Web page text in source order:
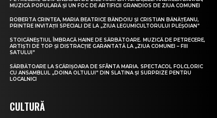
MUZICĂ POPULARĂ ȘI UN FOC DE ARTIFICII GRANDIOS DE ZIUA COMUNEI
ROBERTA CRINTEA, MARIA BEATRICE BĂNDOIU ȘI CRISTIAN BĂNĂȚEANU,
PRINTRE INVITAȚII SPECIALI DE LA „ZIUA LEGUMICULTORULUI PLEȘOIAN”
STOICĂNEȘTIUL ÎMBRACĂ HAINE DE SĂRBĂTOARE. MUZICĂ DE PETRECERE,
ARTIȘTI DE TOP ȘI DISTRACȚIE GARANTATĂ LA „ZIUA COMUNEI – FIII
SATULUI”
SĂRBĂTOARE LA SCĂRIȘOARA DE SFÂNTA MARIA. SPECTACOL FOLCLORIC
CU ANSAMBLUL „DOINA OLTULUI” DIN SLATINA ȘI SURPRIZE PENTRU
LOCALNICI
CULTURĂ